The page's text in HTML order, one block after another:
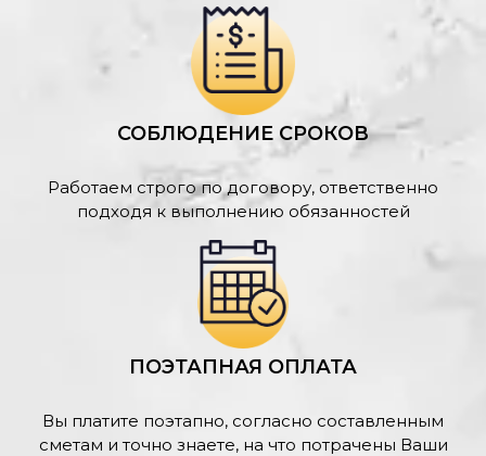
СОБЛЮДЕНИЕ СРОКОВ
Работаем строго по договору, ответственно
подходя к выполнению обязанностей
ПОЭТАПНАЯ ОПЛАТА
Вы платите поэтапно, согласно составленным
сметам и точно знаете, на что потрачены Ваши